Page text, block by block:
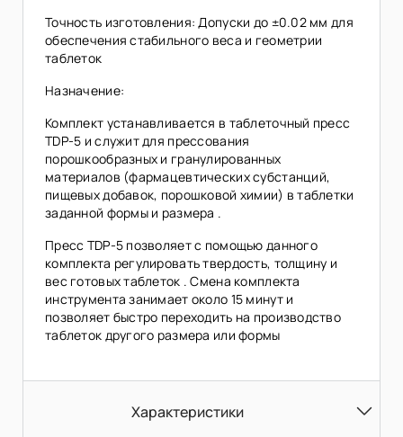
Точность изготовления: Допуски до ±0.02 мм для
обеспечения стабильного веса и геометрии
таблеток
Назначение:
Комплект устанавливается в таблеточный пресс
TDP-5 и служит для прессования
порошкообразных и гранулированных
материалов (фармацевтических субстанций,
пищевых добавок, порошковой химии) в таблетки
заданной формы и размера .
Пресс TDP-5 позволяет с помощью данного
комплекта регулировать твердость, толщину и
вес готовых таблеток . Смена комплекта
инструмента занимает около 15 минут и
позволяет быстро переходить на производство
таблеток другого размера или формы
Характеристики